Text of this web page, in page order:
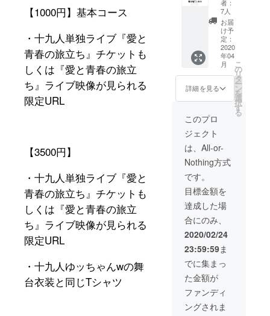
【1000円】基本コース
・十九人単独ライブ『愛と
青春の旅立ち』チケットも
しくは『愛と青春の旅立
ち』ライブ映像が見られる
限定URL
【3500円】
・十九人単独ライブ『愛と
青春の旅立ち』チケットも
しくは『愛と青春の旅立
ち』ライブ映像が見られる
限定URL
・十九人ゆッちゃんwの舞
台衣装と同じTシャツ
ライブ
での手
渡しを
お選び
頂けま
す。ま
た郵送
の場合
こちら
で負担
ます。
ご登録
頂いた
メール
アドレ
スとの
やりと
りでチ
ケット
はライ
渡し、
URLは
ご登録
頂いた
メール
スにお
送りし
ます。
※リター
ンの受
け渡し
録頂い
たメー
ルアド
レスと
のやり
とりで
郵送と
ちゃんw
の舞台
衣装と
同じT
シャツ
（非売
品） ・
3月に行
われる
イブ
『ふた
りの大
阪』ラ
イブ映
像が見
URL ・
十九人
単独ラ
イブ
『愛と
青春の
旅立
ち』で
使用し
たネタ
の書き
起こし
台本 ※
十九人
単独ラ
イブ
『愛と
青春の
旅立
ち』チ
ケット
もしく
は『愛
と青春
の旅立
ち』ラ
イブ映
像が見
られる
限定
ゆッ
ちゃんw
の舞台
衣装と
同じT
シャツ
（非売
品） ・
3月に行
われる
十九人
単独ラ
イブ
者：
7人
お届
け予
定：
2020
年04
月
詳細を見る
こ
の
リ
タ
ー
ン
を
選
択
す
る
このプロ
ジェクト
は、All-or-
Nothing方式
です。
目標金額を
達成した場
合にのみ、
2020/02/24
23:59:59ま
でに集まっ
た金額が
ファンディ
ングされま